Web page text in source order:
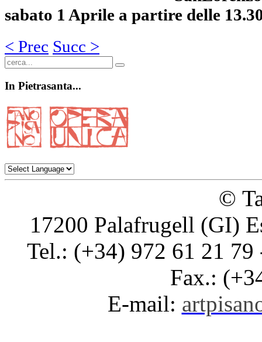
sabato 1 Aprile a partire delle
< Prec Succ >
In Pietrasanta...
©
17200 Palafrugell (GI)
Tel.: (+34) 972 61 21
Fax.:
E-mail: